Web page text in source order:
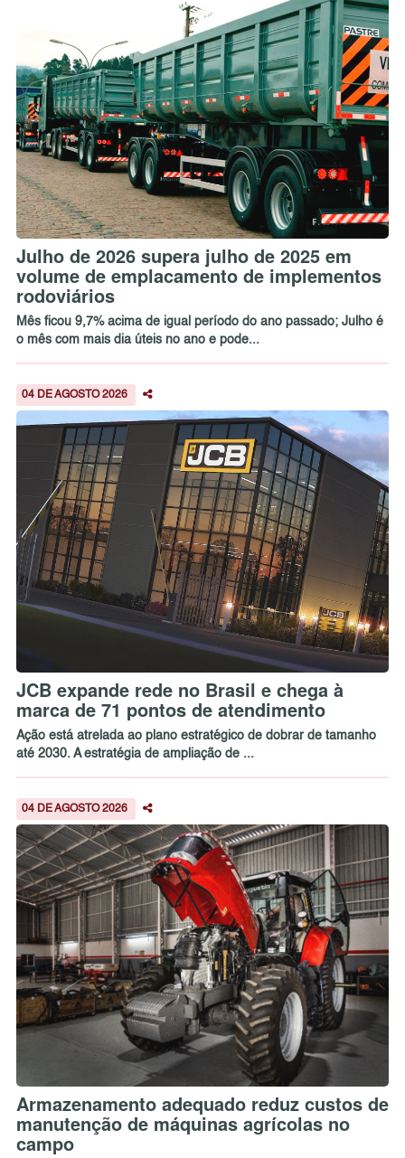
Julho de 2026 supera julho de 2025 em
volume de emplacamento de implementos
rodoviários
Mês ficou 9,7% acima de igual período do ano passado; Julho é
o mês com mais dia úteis no ano e pode...
04 DE AGOSTO 2026
JCB expande rede no Brasil e chega à
marca de 71 pontos de atendimento
Ação está atrelada ao plano estratégico de dobrar de tamanho
até 2030. A estratégia de ampliação de ...
04 DE AGOSTO 2026
Armazenamento adequado reduz custos de
manutenção de máquinas agrícolas no
campo